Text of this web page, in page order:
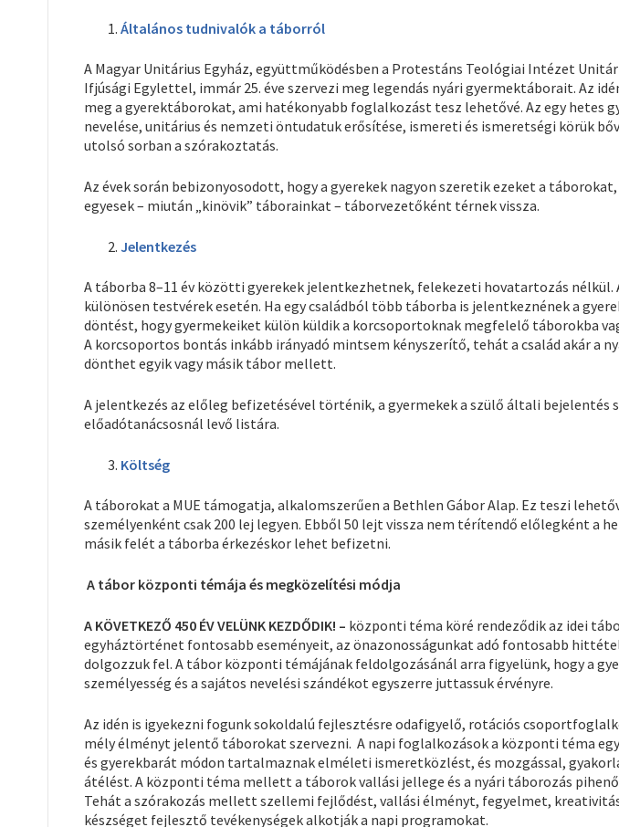
Általános tudnivalók a táborról
A Magyar Unitárius Egyház, együttműködésben a Protestáns Teológiai Intézet
Ifjúsági Egylettel, immár 25. éve szervezi meg legendás nyári gyermektáborait. Az
meg a gyerektáborokat, ami hatékonyabb foglalkozást tesz lehetővé. Az egy hetes
nevelése, unitárius és nemzeti öntudatuk erősítése, ismereti és ismeretségi körük
utolsó sorban a szórakoztatás.
Az évek során bebizonyosodott, hogy a gyerekek nagyon szeretik ezeket a
egyesek – miután „kinövik” táborainkat – táborvezetőként térnek vissza.
Jelentkezés
A táborba 8–11 év közötti gyerekek jelentkezhetnek, felekezeti hovatartozás
különösen testvérek esetén. Ha egy családból több táborba is jelentkeznének a
döntést, hogy gyermekeiket külön küldik a korcsoportoknak megfelelő táborokba
A korcsoportos bontás inkább irányadó mintsem kényszerítő, tehát a család akár a
dönthet egyik vagy másik tábor mellett.
A jelentkezés az előleg befizetésével történik, a gyermekek a szülő általi bejelentés
előadótanácsosnál levő listára.
Költség
A táborokat a MUE támogatja, alkalomszerűen a Bethlen Gábor Alap. Ez teszi
személyenként csak 200 lej legyen. Ebből 50 lejt vissza nem térítendő előlegként a
másik felét a táborba érkezéskor lehet befizetni.
A tábor központi témája és megközelítési módja
A KÖVETKEZŐ 450 ÉV VELÜNK KEZDŐDIK! – központi téma köré rendeződik az idei
egyháztörténet fontosabb eseményeit, az önazonosságunkat adó fontosabb
dolgozzuk fel. A tábor központi témájának feldolgozásánál arra figyelünk, hogy a
személyesség és a sajátos nevelési szándékot egyszerre juttassuk érvényre.
Az idén is igyekezni fogunk sokoldalú fejlesztésre odafigyelő, rotációs
mély élményt jelentő táborokat szervezni. A napi foglalkozások a központi téma
és gyerekbarát módon tartalmaznak elméleti ismeretközlést, és mozgással,
átélést. A központi téma mellett a táborok vallási jellege és a nyári táborozás
Tehát a szórakozás mellett szellemi fejlődést, vallási élményt, fegyelmet,
készséget fejlesztő tevékenységek alkotják a napi programokat.